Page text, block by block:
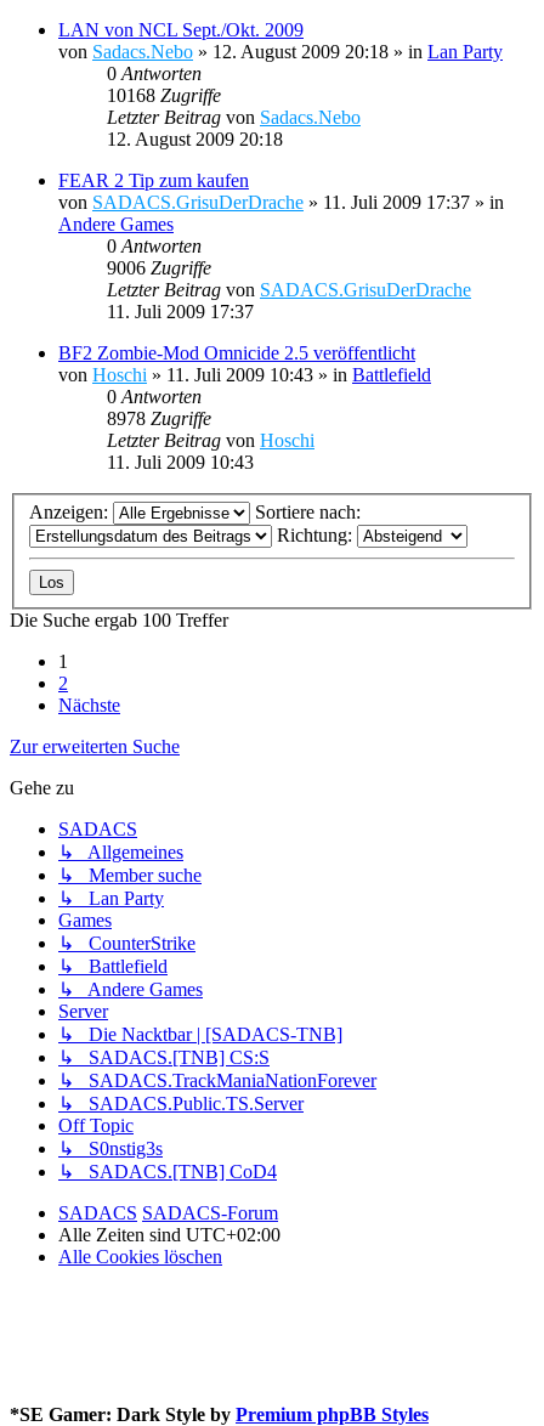
LAN von NCL Sept./Okt. 2009
von Sadacs.Nebo » 12. August 2009 20:18 » in Lan Party
0 Antworten
10168 Zugriffe
Letzter Beitrag von Sadacs.Nebo
12. August 2009 20:18
FEAR 2 Tip zum kaufen
von SADACS.GrisuDerDrache » 11. Juli 2009 17:37 » in
Andere Games
0 Antworten
9006 Zugriffe
Letzter Beitrag von SADACS.GrisuDerDrache
11. Juli 2009 17:37
BF2 Zombie-Mod Omnicide 2.5 veröffentlicht
von Hoschi » 11. Juli 2009 10:43 » in Battlefield
0 Antworten
8978 Zugriffe
Letzter Beitrag von Hoschi
11. Juli 2009 10:43
Anzeigen:
Sortiere nach:
Richtung:
Die Suche ergab 100 Treffer
1
2
Nächste
Zur erweiterten Suche
Gehe zu
SADACS
↳ Allgemeines
↳ Member suche
↳ Lan Party
Games
↳ CounterStrike
↳ Battlefield
↳ Andere Games
Server
↳ Die Nacktbar | [SADACS-TNB]
↳ SADACS.[TNB] CS:S
↳ SADACS.TrackManiaNationForever
↳ SADACS.Public.TS.Server
Off Topic
↳ S0nstig3s
↳ SADACS.[TNB] CoD4
SADACS SADACS-Forum
Alle Zeiten sind UTC+02:00
Alle Cookies löschen
*SE Gamer: Dark Style by Premium phpBB Styles